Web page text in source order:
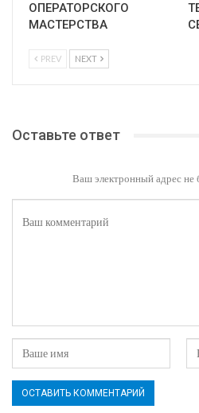
ОПЕРАТОРСКОГО
МАСТЕРСТВА
PREV NEXT
Оставьте ответ
Ваш электронный адрес не